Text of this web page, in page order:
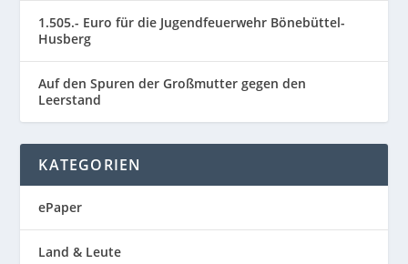
1.505.- Euro für die Jugendfeuerwehr Bönebüttel-
Husberg
Auf den Spuren der Großmutter gegen den
Leerstand
KATEGORIEN
ePaper
Land & Leute